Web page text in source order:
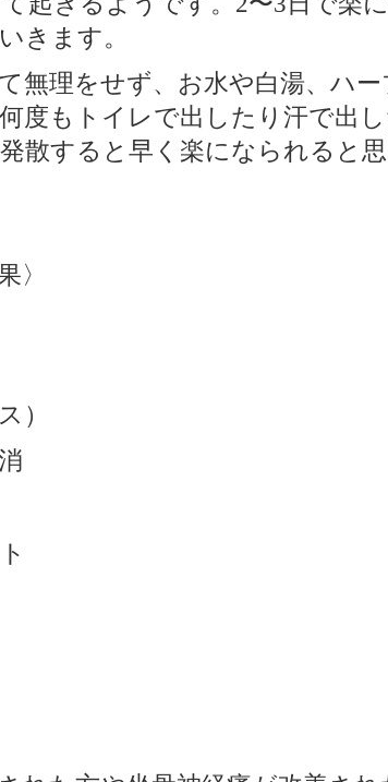
きます。
無理をせず、お水や白湯、ハー
度もトイレで出したり汗で出し
散すると早く楽になられると思
〉
）